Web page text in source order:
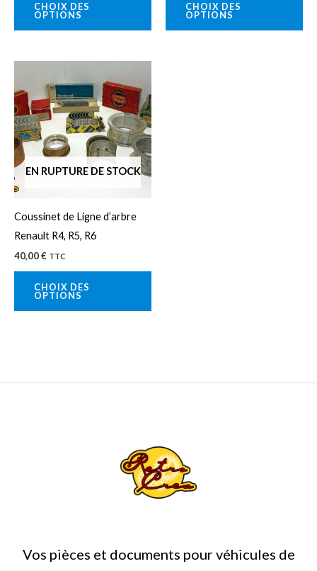
CHOIX DES
OPTIONS
CHOIX DES
OPTIONS
EN RUPTURE DE STOCK
Coussinet de Ligne d’arbre
Renault R4, R5, R6
40,00€ TTC
CHOIX DES
OPTIONS
a
plusieurs
variations.
Les
Vos pièces et documents pour véhicules de